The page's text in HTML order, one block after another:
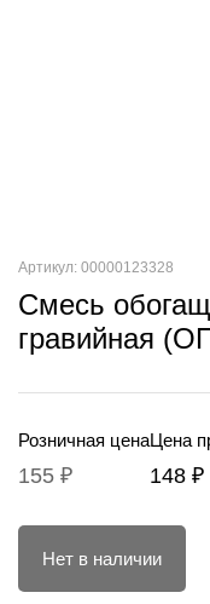
Артикул: 00000123328
Смесь
гравийная
Розничная цена
155 ₽
Цена
148 ₽
Нет в наличии